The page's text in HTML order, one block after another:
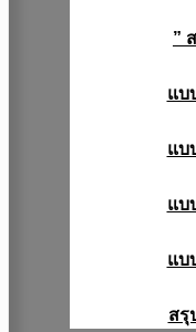
”
แบ
แบ
แบ
แบ
สรุ